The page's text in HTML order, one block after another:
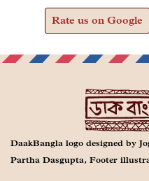
Rate us on Google
DaakBangla logo designed by
Partha Dasgupta, Footer